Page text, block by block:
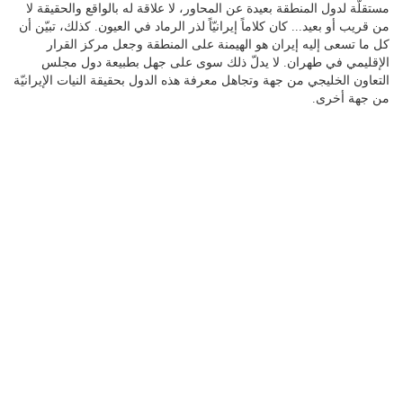
مستقلّة لدول المنطقة بعيدة عن المحاور، لا علاقة له بالواقع والحقيقة لا
من قريب أو بعيد... كان كلاماً إيرانيّاً لذر الرماد في العيون. كذلك، تبيّن أن
كل ما تسعى إليه إيران هو الهيمنة على المنطقة وجعل مركز القرار
الإقليمي في طهران. لا يدلّ ذلك سوى على جهل بطبيعة دول مجلس
التعاون الخليجي من جهة وتجاهل معرفة هذه الدول بحقيقة النيات الإيرانيّة
من جهة أخرى.